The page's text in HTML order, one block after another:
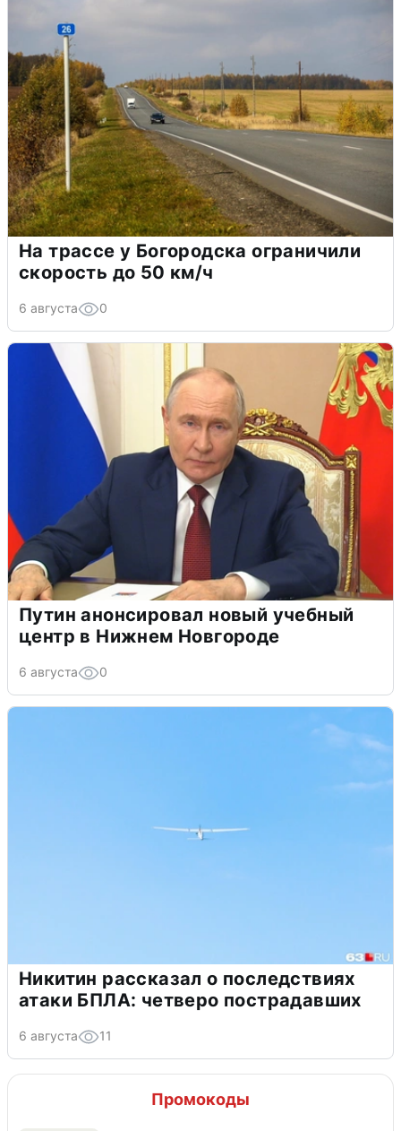
На трассе у Богородска ограничили
скорость до 50 км/ч
6 августа 0
Путин анонсировал новый учебный
центр в Нижнем Новгороде
6 августа 0
Никитин рассказал о последствиях
атаки БПЛА: четверо пострадавших
6 августа 11
Промокоды